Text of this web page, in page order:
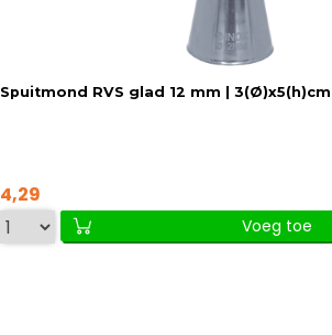
Spuitmond RVS glad 12 mm | 3(Ø)x5(h)cm
4,29
Voeg toe